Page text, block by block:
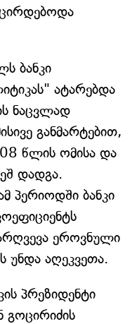
ბანკი
ატარებდა
ნაცვლად
განმარტებით,
წლის ომისა და
დადგა.
პერიოდში ბანკი
ეროვნული
უნდა აღეკვეთა.
პრეზიდენტი
გოცირიძის